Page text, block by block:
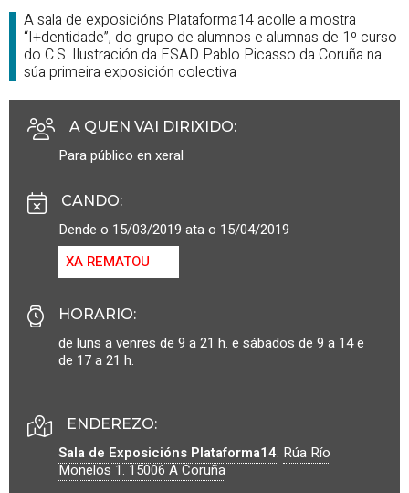
A sala de exposicións Plataforma14 acolle a mostra
“I+dentidade”, do grupo de alumnos e alumnas de 1º curso
do C.S. Ilustración da ESAD Pablo Picasso da Coruña na
súa primeira exposición colectiva
A QUEN VAI DIRIXIDO:
Para público en xeral
CANDO:
Dende o 15/03/2019 ata o 15/04/2019
XA REMATOU
HORARIO:
de luns a venres de 9 a 21 h. e sábados de 9 a 14 e
de 17 a 21 h.
ENDEREZO:
Sala de Exposicións Plataforma14. Rúa Río
Monelos 1.15006A Coruña